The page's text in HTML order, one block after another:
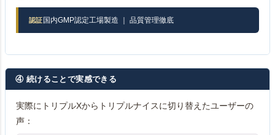
認証 国内GMP認定工場製造 ｜ 品質管理徹底
④ 続けることで実感できる
実際にトリプルXからトリプルナイスに切り替えたユーザーの
声：